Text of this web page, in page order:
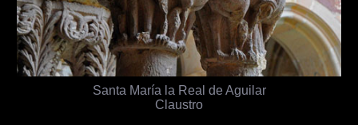
Santa María la Real de Aguilar
Claustro